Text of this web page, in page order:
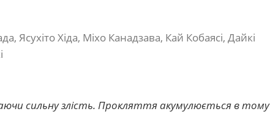
Ясухіто Хіда, Міхо Канадзава, Кай Кобаясі, Дайкі
сильну злість. Прокляття акумулюється в тому